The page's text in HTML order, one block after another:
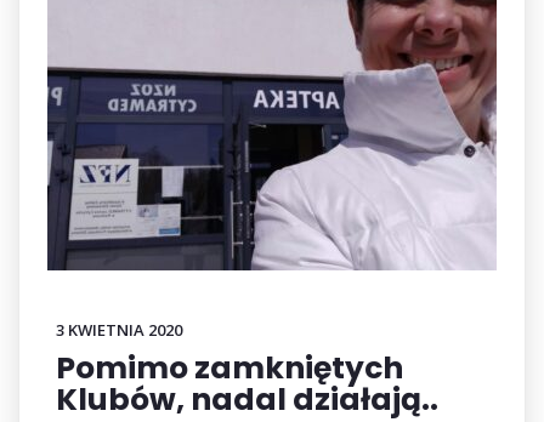
3 KWIETNIA 2020
Pomimo zamkniętych
Klubów, nadal działają..